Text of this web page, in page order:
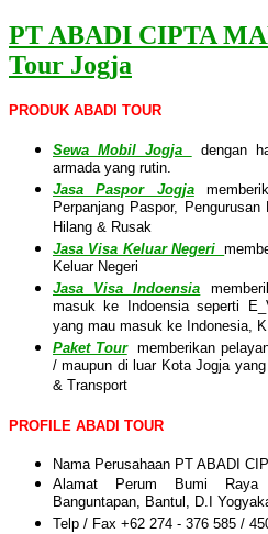
PT ABADI CIPTA
Tour Jogja
PRODUK ABADI TOUR
Sewa Mobil Jogja dengan
armada yang rutin.
Jasa Paspor Jogja
Perpanjang Paspor,
Hilang & Rusak
Jasa Visa Keluar Negeri
Keluar Negeri
Jasa Visa Indoensia
masuk ke Indoensia seperti
yang mau masuk ke Indonesia,
Paket Tour memberikan
/ maupun di luar Kota Jogja
& Transport
PROFILE ABADI TOUR
Nama Perusahaan PT ABADI
Alamat Perum Bumi
Banguntapan, Bantul, D.I
Telp / Fax +62 274 - 376 585 /